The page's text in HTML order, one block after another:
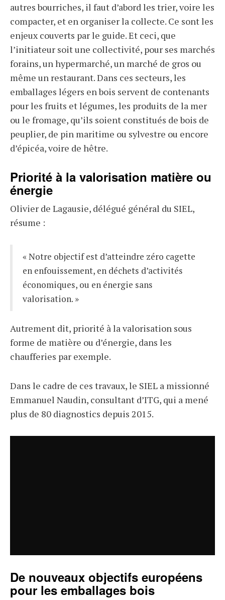
autres bourriches, il faut d’abord les trier, voire les
compacter, et en organiser la collecte. Ce sont les
enjeux couverts par le guide. Et ceci, que
l’initiateur soit une collectivité, pour ses marchés
forains, un hypermarché, un marché de gros ou
même un restaurant. Dans ces secteurs, les
emballages légers en bois servent de contenants
pour les fruits et légumes, les produits de la mer
ou le fromage, qu’ils soient constitués de bois de
peuplier, de pin maritime ou sylvestre ou encore
d’épicéa, voire de hêtre.
Priorité à la valorisation matière ou
énergie
Olivier de Lagausie, délégué général du SIEL,
résume :
« Notre objectif est d’atteindre zéro cagette
en enfouissement, en déchets d’activités
économiques, ou en énergie sans
valorisation. »
Autrement dit, priorité à la valorisation sous
forme de matière ou d’énergie, dans les
chaufferies par exemple.
Dans le cadre de ces travaux, le SIEL a missionné
Emmanuel Naudin, consultant d’ITG, qui a mené
plus de 80 diagnostics depuis 2015.
De nouveaux objectifs européens
pour les emballages bois